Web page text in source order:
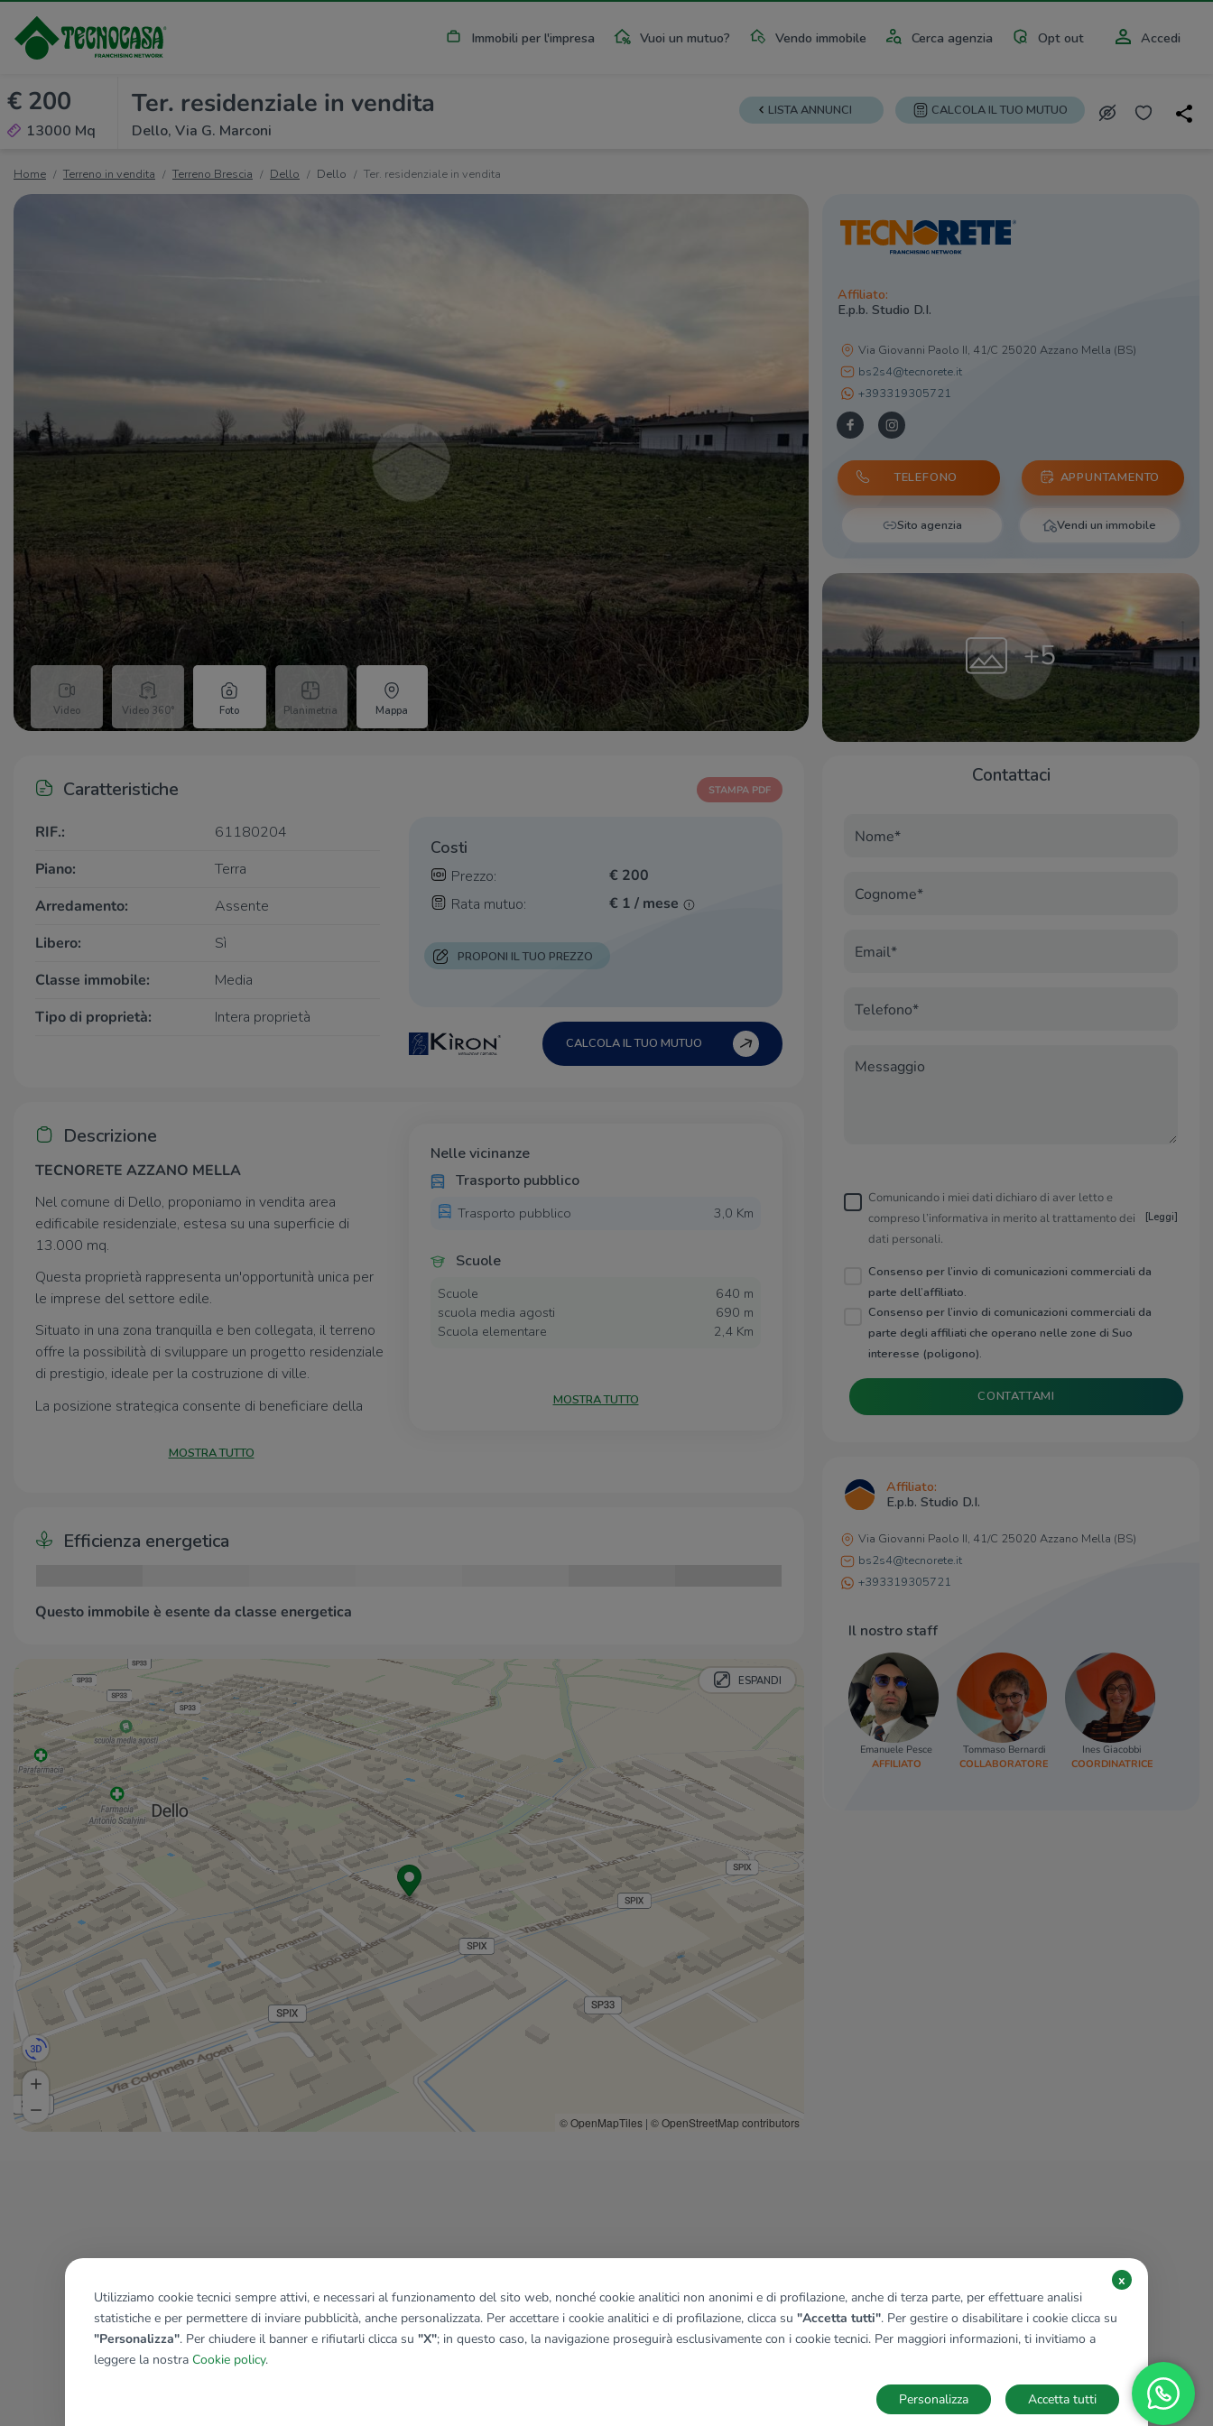
Immobili per l'impresa Vuoi un mutuo? Vendo immobile Cerca agenzia Opt out Accedi
€ 200
13000 Mq
Ter. residenziale in vendita
Dello, Via G. Marconi
LISTA ANNUNCI CALCOLA IL TUO MUTUO
Home Terreno in vendita Terreno Brescia Dello Dello Ter. residenziale in vendita
Video Video 360° Foto Planimetria Mappa
Affiliato:
E.p.b. Studio D.I.
Via Giovanni Paolo II, 41/C 25020 Azzano Mella (BS)
bs2s4@tecnorete.it
+393319305721
TELEFONO APPUNTAMENTO
Sito agenzia Vendi un immobile
+5
Caratteristiche
RIF.:
61180204
Piano:
Terra
Arredamento:
Assente
Libero:
Sì
Classe immobile:
Media
Tipo di proprietà:
Intera proprietà
STAMPA PDF
Costi
Prezzo:
€ 200
Rata mutuo:
€ 1 / mese
PROPONI IL TUO PREZZO
CALCOLA IL TUO MUTUO
Descrizione
TECNORETE AZZANO MELLA
Nel comune di Dello, proponiamo in vendita area
edificabile residenziale, estesa su una superficie di
13.000 mq.
Questa proprietà rappresenta un'opportunità unica per
le imprese del settore edile.
Situato in una zona tranquilla e ben collegata, il terreno
offre la possibilità di sviluppare un progetto residenziale
di prestigio, ideale per la costruzione di ville.
La posizione strategica consente di beneficiare della
al contempo un ambiente sereno e riservato.
clientela diversificata.
opportunità.
TECNORETE , seconda rete immobiliare del Gruppo
Tecnocasa, ha la sede nel Comune diAzzano Mella in
Via Giovanni Paolo II n. 41/C.Offre servizi di
intermediazione nelle fasi di vendita, acquisto o
locazione di immobili ad uso residenziale nella zona di
Azzano Mella, Dello, Mairano, Barbariga e Longhena.
MOSTRA TUTTO
Nelle vicinanze
Trasporto pubblico
Trasporto pubblico 3,0 Km
Scuole
Scuole
640 m
scuola media agosti
690 m
Scuola elementare
2,4 Km
Bruno
240 m
Panificio Dordoni
310 m
Bar
Double B
Bar Orsola
Ful Cafè
230 m
Bar Piano B
Circolo combattenti
460 m
Ristoranti
Pizzeria Ristorante Ponderose
Ristorante Castello
Ristorante Anni
Trattoria Mezzo Soldo
1,4 Km
MOSTRA TUTTO
Efficienza energetica
Questo immobile è esente da classe energetica
ESPANDI
© OpenMapTiles | © OpenStreetMap contributors
Contattaci
Nome*
Cognome*
Email*
Telefono*
Messaggio
Comunicando i miei dati dichiaro di aver letto e
compreso l’informativa in merito al trattamento dei
dati personali.
[Leggi]
Consenso per l’invio di comunicazioni commerciali da
parte dell’affiliato.
Consenso per l’invio di comunicazioni commerciali da
parte degli affiliati che operano nelle zone di Suo
interesse (poligono).
CONTATTAMI
Affiliato:
E.p.b. Studio D.I.
Via Giovanni Paolo II, 41/C 25020 Azzano Mella (BS)
bs2s4@tecnorete.it
+393319305721
Il nostro staff
Emanuele Pesce
AFFILIATO
Tommaso Bernardi
COLLABORATORE
Ines Giacobbi
COORDINATRICE
Utilizziamo cookie tecnici sempre attivi, e necessari al funzionamento del sito web, nonché cookie analitici non anonimi e di profilazione, anche di terza parte, per effettuare analisi
statistiche e per permettere di inviare pubblicità, anche personalizzata. Per accettare i cookie analitici e di profilazione, clicca su "Accetta tutti". Per gestire o disabilitare i cookie clicca su
"Personalizza". Per chiudere il banner e rifiutarli clicca su "X"; in questo caso, la navigazione proseguirà esclusivamente con i cookie tecnici. Per maggiori informazioni, ti invitiamo a
leggere la nostra Cookie policy.
x
Accetta tutti
Personalizza